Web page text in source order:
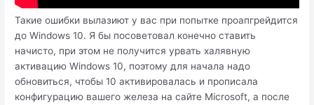
Такие ошибки вылазиют у вас при попытке проапгрейдится
до Windows 10. Я бы посоветовал конечно ставить
начисто, при этом не получится урвать халявную
активацию Windows 10, поэтому для начала надо
обновиться, чтобы 10 активировалась и прописала
конфигурацию вашего железа на сайте Microsoft, а после